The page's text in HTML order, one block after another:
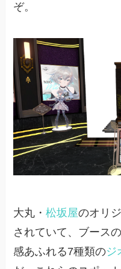
ぞ。
大丸・松坂屋のオリ
されていて、ブース
感あふれる7種類のジ